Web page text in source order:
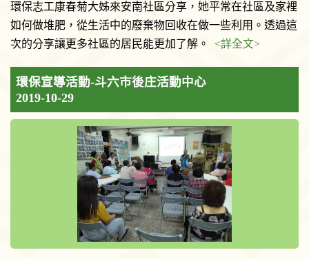
環保志工康春菊大姊來安南社區分享，她平常在社區及家裡
如何做堆肥，從生活中的廢棄物回收在做一些利用。透過這
次的分享讓更多社區的居民能更加了解。 <詳全文>
環保宣導活動-斗六市後庄活動中心
2019-10-29